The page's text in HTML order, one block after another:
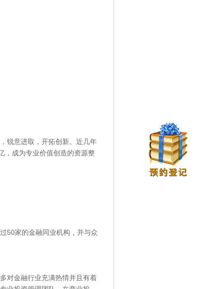
锐意进取，开拓创新。近几年
，成为专业价值创造的资源整
50家的金融同业机构，并与众
对金融行业充满热情并且有着